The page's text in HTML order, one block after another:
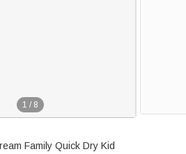
1 / 8
Family Quick Dry Kid